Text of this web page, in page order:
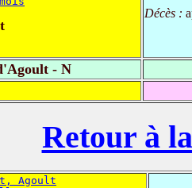
Décès :
- N
Retour à
Agoult